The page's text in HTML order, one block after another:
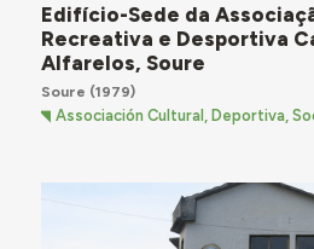
Edifício-Sede da
Recreativa e Desportiva
Alfarelos, Soure
Soure (1979)
Associación Cultural, Deportiva,